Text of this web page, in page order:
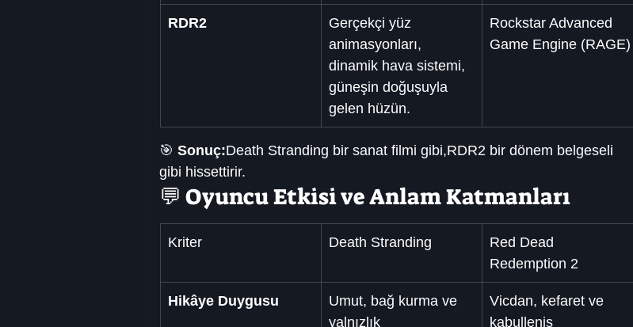
RDR2
Gerçekçi yüz
animasyonları,
dinamik hava sistemi,
güneşin doğuşuyla
gelen hüzün.
Rockstar Advanced
Game Engine (RAGE)
🎯 Sonuç:Death Stranding bir sanat filmi gibi,RDR2 bir dönem belgeseli
gibi hissettirir.
💬 Oyuncu Etkisi ve Anlam Katmanları
Kriter Death Stranding
Red Dead
Redemption 2
Hikâye Duygusu
Umut, bağ kurma ve
yalnızlık
Vicdan, kefaret ve
kabulleniş